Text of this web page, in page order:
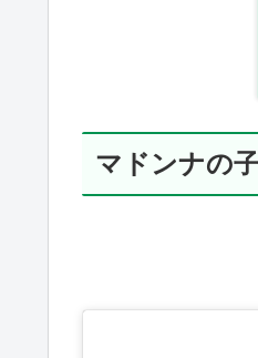
マドンナの